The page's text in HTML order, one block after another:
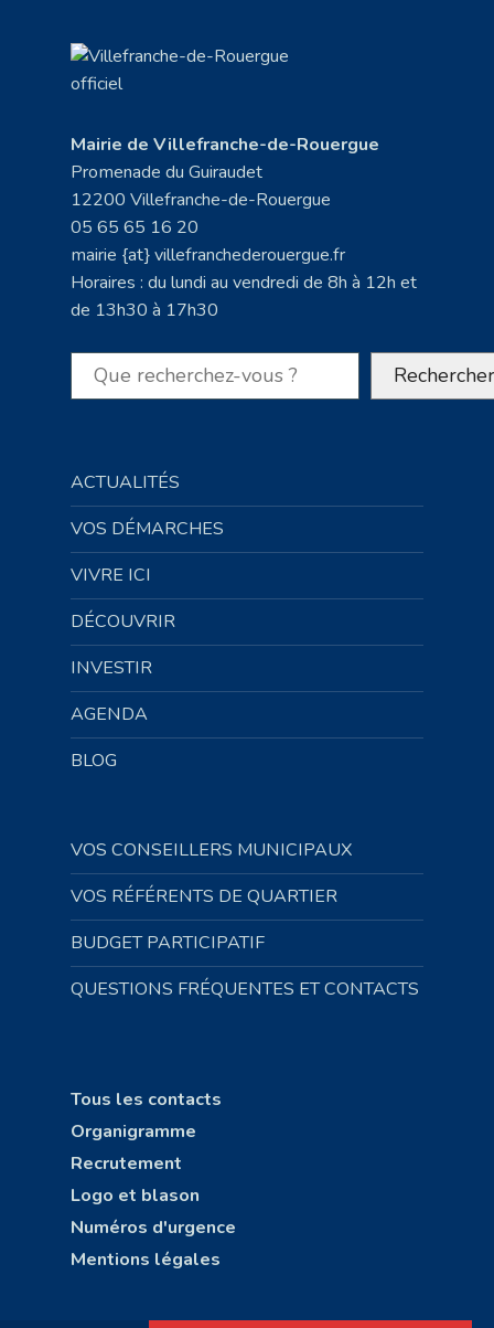
Mairie de Villefranche-de-Rouergue
Promenade du Guiraudet
12200 Villefranche-de-Rouergue
05 65 65 16 20
mairie {at} villefranchederouergue.fr
Horaires : du lundi au vendredi de 8h à 12h et
de 13h30 à 17h30
Rechercher Rechercher
ACTUALITÉS
VOS DÉMARCHES
VIVRE ICI
DÉCOUVRIR
INVESTIR
AGENDA
BLOG
VOS CONSEILLERS MUNICIPAUX
VOS RÉFÉRENTS DE QUARTIER
BUDGET PARTICIPATIF
QUESTIONS FRÉQUENTES ET CONTACTS
Tous les contacts
Organigramme
Recrutement
Logo et blason
Numéros d'urgence
Mentions légales